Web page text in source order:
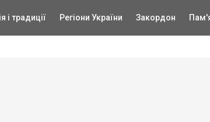
і традиції Регіони України Закордон